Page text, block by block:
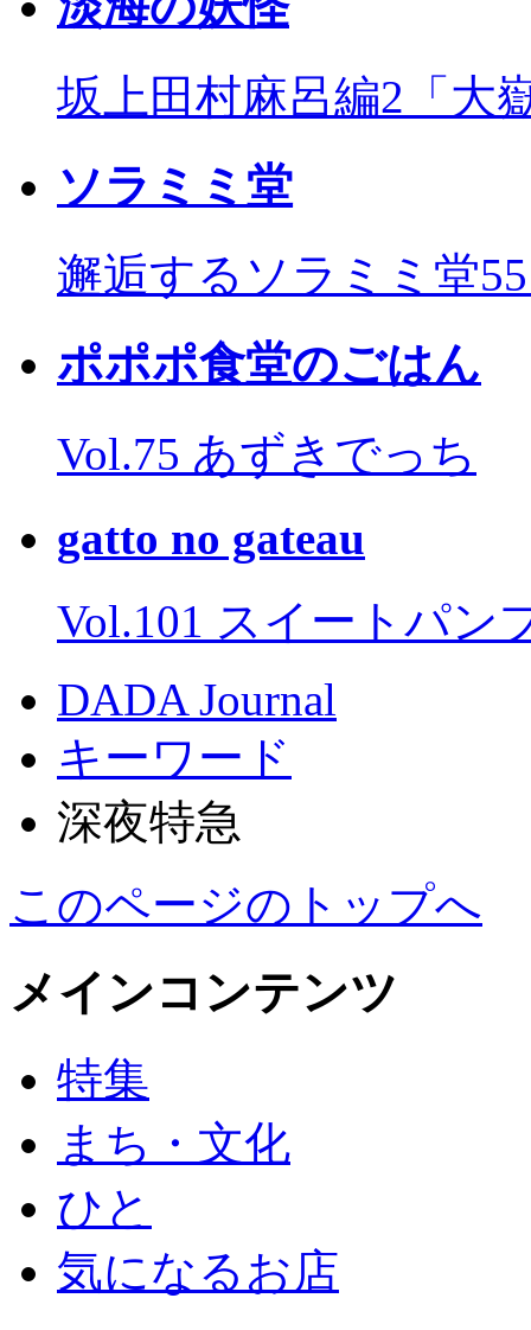
坂上田村麻呂編2「大
ソラミミ堂
邂逅するソラミミ堂
ポポポ食堂のごはん
Vol.75 あずきでっち
gatto no gateau
Vol.101 スイートパン
DADA Journal
キーワード
深夜特急
このページのトップへ
メインコンテンツ
特集
まち・文化
ひと
気になるお店